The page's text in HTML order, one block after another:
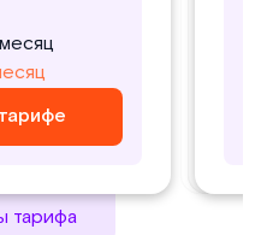
тарифа